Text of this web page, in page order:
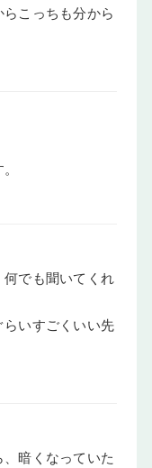
こっちも分から
でも聞いてくれ
いすごくいい先
暗くなっていた